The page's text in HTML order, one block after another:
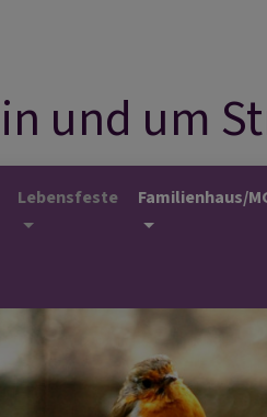
und um
Lebensfeste Familienhaus/